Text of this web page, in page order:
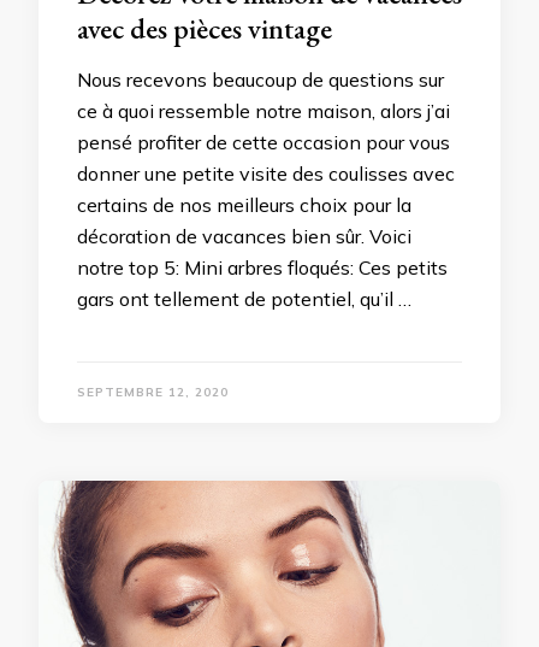
avec des pièces vintage
Nous recevons beaucoup de questions sur
ce à quoi ressemble notre maison, alors j’ai
pensé profiter de cette occasion pour vous
donner une petite visite des coulisses avec
certains de nos meilleurs choix pour la
décoration de vacances bien sûr. Voici
notre top 5: Mini arbres floqués: Ces petits
gars ont tellement de potentiel, qu’il …
SEPTEMBRE 12, 2020